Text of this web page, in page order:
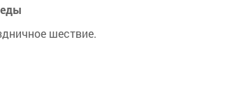
шествие.